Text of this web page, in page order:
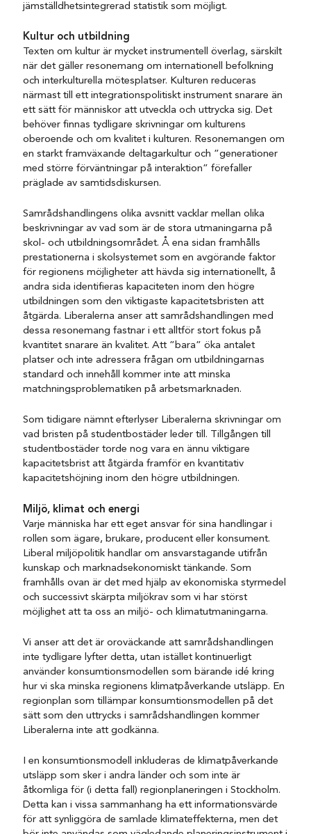
jämställdhetsintegrerad statistik som möjligt.
Kultur och utbildning
Texten om kultur är mycket instrumentell överlag, särskilt
när det gäller resonemang om internationell befolkning
och interkulturella mötesplatser. Kulturen reduceras
närmast till ett integrationspolitiskt instrument snarare än
ett sätt för människor att utveckla och uttrycka sig. Det
behöver finnas tydligare skrivningar om kulturens
oberoende och om kvalitet i kulturen. Resonemangen om
en starkt framväxande deltagarkultur och ”generationer
med större förväntningar på interaktion” förefaller
präglade av samtidsdiskursen.
Samrådshandlingens olika avsnitt vacklar mellan olika
beskrivningar av vad som är de stora utmaningarna på
skol- och utbildningsområdet. Å ena sidan framhålls
prestationerna i skolsystemet som en avgörande faktor
för regionens möjligheter att hävda sig internationellt, å
andra sida identifieras kapaciteten inom den högre
utbildningen som den viktigaste kapacitetsbristen att
åtgärda. Liberalerna anser att samrådshandlingen med
dessa resonemang fastnar i ett alltför stort fokus på
kvantitet snarare än kvalitet. Att ”bara” öka antalet
platser och inte adressera frågan om utbildningarnas
standard och innehåll kommer inte att minska
matchningsproblematiken på arbetsmarknaden.
Som tidigare nämnt efterlyser Liberalerna skrivningar om
vad bristen på studentbostäder leder till. Tillgången till
studentbostäder torde nog vara en ännu viktigare
kapacitetsbrist att åtgärda framför en kvantitativ
kapacitetshöjning inom den högre utbildningen.
Miljö, klimat och energi
Varje människa har ett eget ansvar för sina handlingar i
rollen som ägare, brukare, producent eller konsument.
Liberal miljöpolitik handlar om ansvarstagande utifrån
kunskap och marknadsekonomiskt tänkande. Som
framhålls ovan är det med hjälp av ekonomiska styrmedel
och successivt skärpta miljökrav som vi har störst
möjlighet att ta oss an miljö- och klimatutmaningarna.
Vi anser att det är oroväckande att samrådshandlingen
inte tydligare lyfter detta, utan istället kontinuerligt
använder konsumtionsmodellen som bärande idé kring
hur vi ska minska regionens klimatpåverkande utsläpp. En
regionplan som tillämpar konsumtionsmodellen på det
sätt som den uttrycks i samrådshandlingen kommer
Liberalerna inte att godkänna.
I en konsumtionsmodell inkluderas de klimatpåverkande
utsläpp som sker i andra länder och som inte är
åtkomliga för (i detta fall) regionplaneringen i Stockholm.
Detta kan i vissa sammanhang ha ett informationsvärde
för att synliggöra de samlade klimateffekterna, men det